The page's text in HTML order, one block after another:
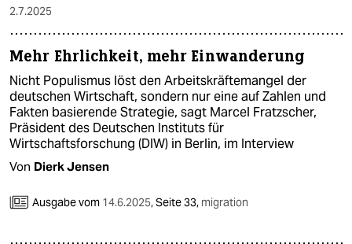
2.7.2025
Mehr Ehrlichkeit, mehr Einwanderung
Nicht Populismus löst den Arbeitskräftemangel der
deutschen Wirtschaft, sondern nur eine auf Zahlen und
Fakten basierende Strategie, sagt Marcel Fratzscher,
Präsident des Deutschen Instituts für
Wirtschaftsforschung (DIW) in Berlin, im Interview
Von Dierk Jensen
Ausgabe vom 14.6.2025,Seite 33, migration